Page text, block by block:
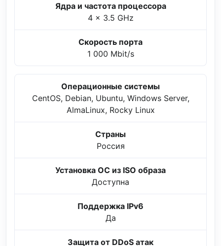
Ядра и частота процессора
4 x 3.5 GHz
Скорость порта
1 000 Mbit/s
Операционные системы
CentOS, Debian, Ubuntu, Windows Server,
AlmaLinux, Rocky Linux
Страны
Россия
Установка ОС из ISO образа
Доступна
Поддержка IPv6
Да
Защита от DDoS атак